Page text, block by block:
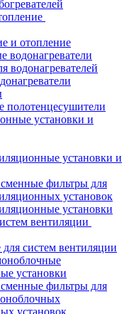
и отопление
водонагреватели
водонагревателей
полотенцесушители
установки и
установки и
фильтры для
установок
установки
вентиляции
систем вентиляции
установки
фильтры для
установок